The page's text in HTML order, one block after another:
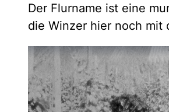
Der Flurname ist eine
die Winzer hier noch mit